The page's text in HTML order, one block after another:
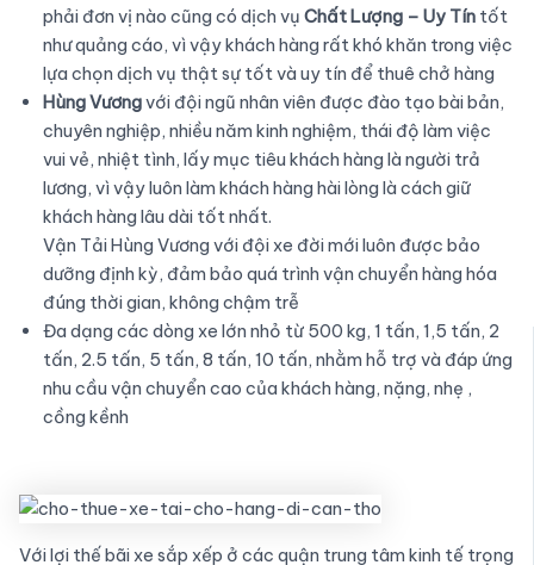
phải đơn vị nào cũng có dịch vụ Chất Lượng – Uy Tíntốt
như quảng cáo, vì vậy khách hàng rất khó khăn trong việc
lựa chọn dịch vụ thật sự tốt và uy tín để thuê chở hàng
Hùng Vươngvới đội ngũ nhân viên được đào tạo bài bản,
chuyên nghiệp, nhiều năm kinh nghiệm, thái độ làm việc
vui vẻ, nhiệt tình, lấy mục tiêu khách hàng là người trả
lương, vì vậy luôn làm khách hàng hài lòng là cách giữ
khách hàng lâu dài tốt nhất.
Vận Tải Hùng Vương với đội xe đời mới luôn được bảo
dưỡng định kỳ, đảm bảo quá trình vận chuyển hàng hóa
đúng thời gian, không chậm trễ
Đa dạng các dòng xe lớn nhỏ từ 500 kg, 1 tấn, 1,5 tấn, 2
tấn, 2.5 tấn, 5 tấn, 8 tấn, 10 tấn, nhằm hỗ trợ và đáp ứng
nhu cầu vận chuyển cao của khách hàng, nặng, nhẹ ,
cồng kềnh
Với lợi thế bãi xe sắp xếp ở các quận trung tâm kinh tế trọng